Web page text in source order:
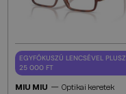
EGYFÓKUSZÚ LENCSÉVEL PLUSZ
25 000 FT
MIU MIU — Optikai keretek